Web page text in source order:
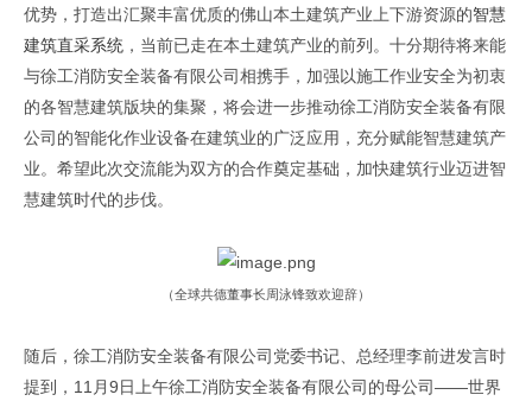
优势，打造出汇聚丰富优质的佛山本土建筑产业上下游资源的智慧
建筑直采系统 ，当前已走在本土建筑产业的前列。十分期待将来能
与徐工消防安全装备有限公司相携手，加强以施工作业安全为初衷
的各智慧建筑版块的集聚，将会进一步推动徐工消防安全装备有限
公司的智能化作业设备在建筑业的广泛应用，充分赋能智慧建筑产
业。希望此次交流能为双方的合作奠定基础，加快建筑行业迈进智
慧建筑时代的步伐。
（全球共德董事长周泳锋致欢迎辞）
随后，徐工消防安全装备有限公司党委书记、总经理李前进发言时
提到， 11 月9日上午徐工消防安全装备有限公司的母公司——世界